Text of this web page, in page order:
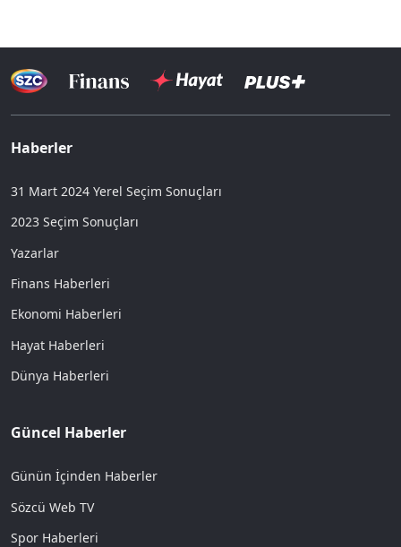
Haberler
31 Mart 2024 Yerel Seçim Sonuçları
2023 Seçim Sonuçları
Yazarlar
Finans Haberleri
Ekonomi Haberleri
Hayat Haberleri
Dünya Haberleri
Güncel Haberler
Günün İçinden Haberler
Sözcü Web TV
Spor Haberleri